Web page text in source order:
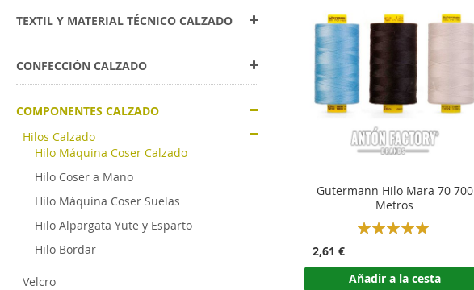
Gutermann Hilo Mara 70 700
Metros
Rating:
2,61 €
Añadir a la cesta
TEXTIL Y MATERIAL TÉCNICO CALZADO
CONFECCIÓN CALZADO
COMPONENTES CALZADO
Hilos Calzado
Hilo Máquina Coser Calzado
Hilo Coser a Mano
Hilo Máquina Coser Suelas
Hilo Alpargata Yute y Esparto
Hilo Bordar
Velcro